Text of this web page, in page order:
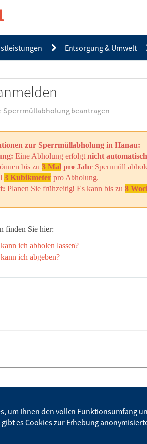
um Ihnen den vollen Funktionsumfang
es Cookies zur Erhebung
Entsorgung & Umwelt
Sperrmüllabholung beantragen
zur Sperrmüllabholung in Hanau:
Eine Abholung erfolgt nicht automatisch
bis zu 3 Mal pro Jahr Sperrmüll
3 Kubikmeter pro Abholung.
Planen Sie frühzeitig! Es kann bis zu 8
finden Sie hier:
ich abholen lassen?
ich abgeben?